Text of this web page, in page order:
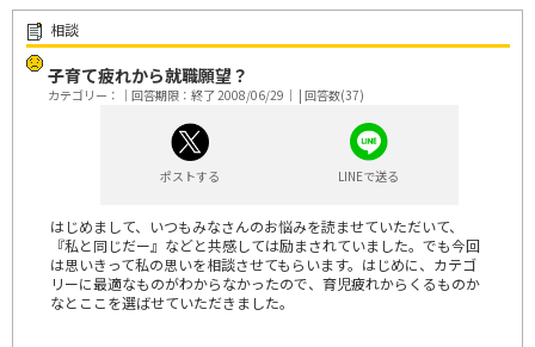
相談
子育て疲れから就職願望？
カテゴリー：｜回答期限：終了 2008/06/29｜ | 回答数(37)
ポストする LINEで送る
はじめまして、いつもみなさんのお悩みを読ませていただいて、
『私と同じだー』などと共感しては励まされていました。でも今回
は思いきって私の思いを相談させてもらいます。はじめに、カテゴ
リーに最適なものがわからなかったので、育児疲れからくるものか
なとここを選ばせていただきました。